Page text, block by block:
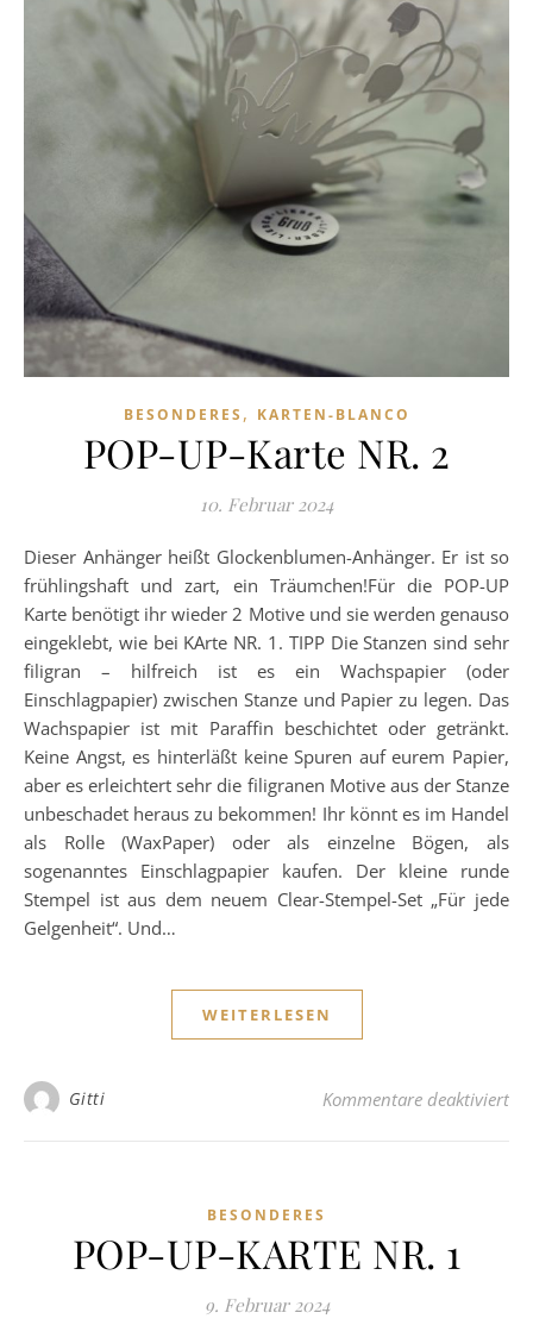
BESONDERES , KARTEN-BLANCO
POP-UP-Karte NR. 2
10. Februar 2024
Dieser Anhänger heißt Glockenblumen-Anhänger. Er ist so
frühlingshaft und zart, ein Träumchen!Für die POP-UP
Karte benötigt ihr wieder 2 Motive und sie werden genauso
eingeklebt, wie bei KArte NR. 1. TIPP Die Stanzen sind sehr
filigran – hilfreich ist es ein Wachspapier (oder
Einschlagpapier) zwischen Stanze und Papier zu legen. Das
Wachspapier ist mit Paraffin beschichtet oder getränkt.
Keine Angst, es hinterläßt keine Spuren auf eurem Papier,
aber es erleichtert sehr die filigranen Motive aus der Stanze
unbeschadet heraus zu bekommen! Ihr könnt es im Handel
als Rolle (WaxPaper) oder als einzelne Bögen, als
sogenanntes Einschlagpapier kaufen. Der kleine runde
Stempel ist aus dem neuem Clear-Stempel-Set „Für jede
Gelgenheit“. Und…
WEITERLESEN
Gitti Kommentare deaktiviertfür
BESONDERES
POP-UP-KARTE NR. 1
9. Februar 2024